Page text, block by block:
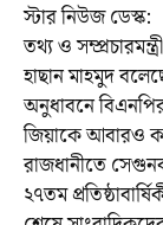
স্টার নিউজ ডেস্ক:
তথ্য ও
হাছান মাহমুদ
অনুধাবনে
জিয়াকে আবারও
রাজধানীতে
২৭তম